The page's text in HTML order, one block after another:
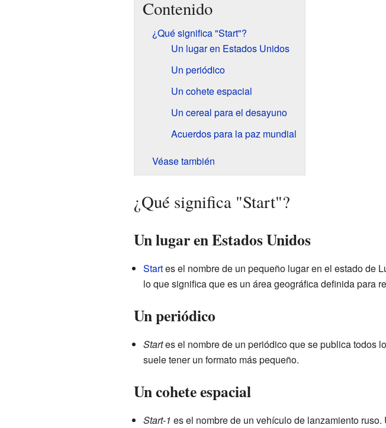
Contenido
¿Qué significa "Start"?
Un lugar en Estados Unidos
Un periódico
Un cohete espacial
Un cereal para el desayuno
Acuerdos para la paz mundial
Véase también
¿Qué significa "Start"?
Un lugar en Estados Unidos
Startes el nombre de un pequeño lugar en el estado de
lo que significa que es un área geográfica definida para
Un periódico
Startes el nombre de un periódico que se publica todos
suele tener un formato más pequeño.
Un cohete espacial
Start-1 es el nombre de un vehículo de lanzamiento